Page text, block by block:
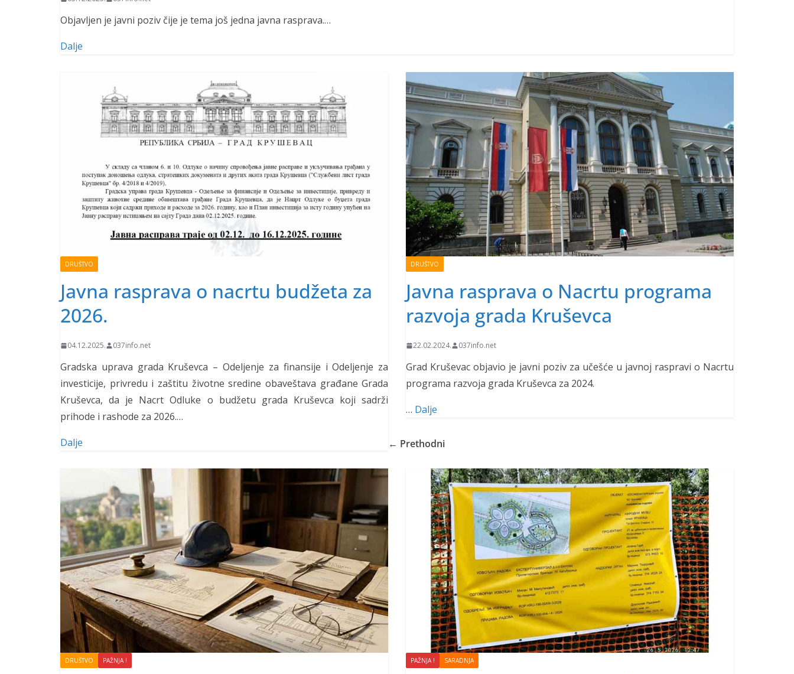
Objavljen je javni poziv čije je tema još jedna javna rasprava.…
Dalje
DRUŠTVO
Javna rasprava o nacrtu budžeta za
2026.
04.12.2025. 037info.net
Gradska uprava grada Kruševca – Odeljenje za finansije i Odeljenje za
investicije, privredu i zaštitu životne sredine obaveštava građane Grada
Kruševca, da je Nacrt Odluke o budžetu grada Kruševca koji sadrži
prihode i rashode za 2026.…
Dalje
DRUŠTVO
Javna rasprava o Nacrtu programa
razvoja grada Kruševca
22.02.2024. 037info.net
Grad Kruševac objavio je javni poziv za učešće u javnoj raspravi o Nacrtu
programa razvoja grada Kruševca za 2024.
… Dalje
DRUŠTVO PAŽNJA ! PAŽNJA ! SARADNJA
← Prethodni